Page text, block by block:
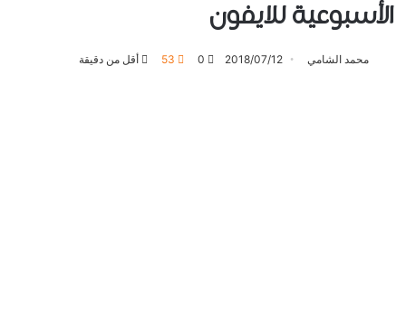
الأسبوعية للايفون
محمد الشامي 2018/07/12
0
53 أقل من دقيقة